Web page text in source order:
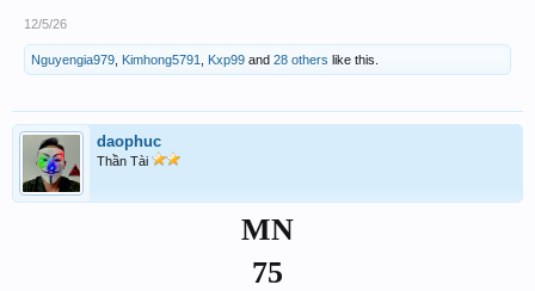
12/5/26
Nguyengia979 Kimhong5791 Kxp99 and 28 others like this.
daophuc
Thần Tài
MN
75